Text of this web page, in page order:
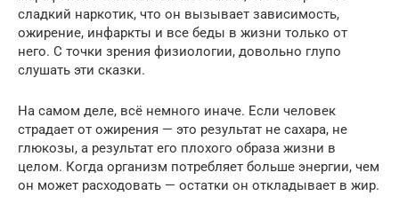
сладкий наркотик, что он вызывает зависимость,
ожирение, инфаркты и все беды в жизни только от
него. С точки зрения физиологии, довольно глупо
слушать эти сказки.
На самом деле, всё немного иначе. Если человек
страдает от ожирения — это результат не сахара, не
глюкозы, а результат его плохого образа жизни в
целом. Когда организм потребляет больше энергии, чем
он может расходовать — остатки он откладывает в жир.